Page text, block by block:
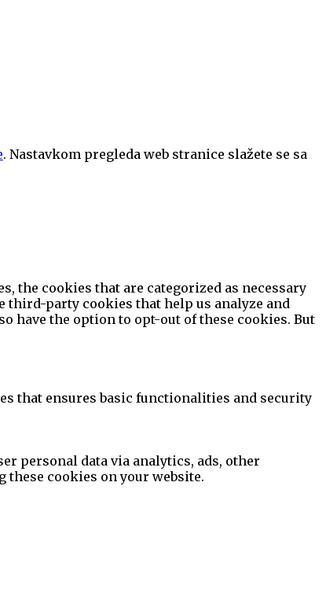
. Nastavkom pregleda web stranice slažete se sa
the cookies that are categorized as necessary
third-party cookies that help us analyze and
have the option to opt-out of these cookies. But
that ensures basic functionalities and security
personal data via analytics, ads, other
these cookies on your website.